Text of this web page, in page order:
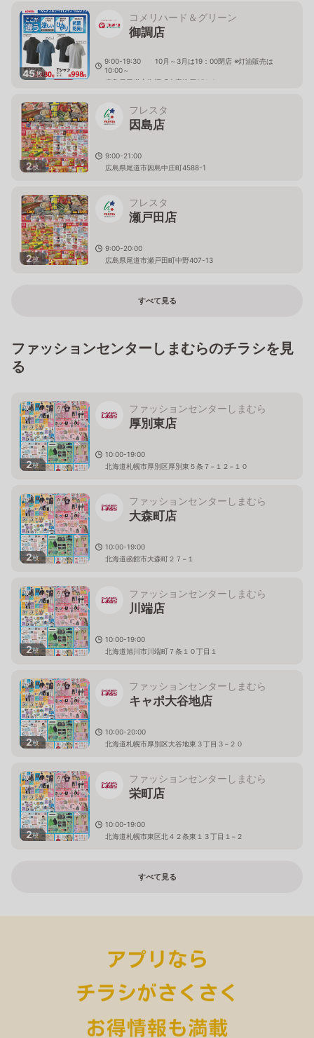
45枚
コメリハード＆グリーン
御調店
9:00-19:30 10月～3月は19：00閉店 ※灯油販売は
10:00～
広島県尾道市御調町本字柳原651-1
2枚
フレスタ
因島店
9:00-21:00
広島県尾道市因島中庄町4588-1
2枚
フレスタ
瀬戸田店
9:00-20:00
広島県尾道市瀬戸田町中野407-13
すべて見る
ファッションセンターしまむらのチラシを見
る
2枚
ファッションセンターしまむら
厚別東店
10:00-19:00
北海道札幌市厚別区厚別東５条７−１２−１０
2枚
ファッションセンターしまむら
大森町店
10:00-19:00
北海道函館市大森町２７−１
2枚
ファッションセンターしまむら
川端店
10:00-19:00
北海道旭川市川端町７条１０丁目１
2枚
ファッションセンターしまむら
キャポ大谷地店
10:00-20:00
北海道札幌市厚別区大谷地東３丁目３−２０
2枚
ファッションセンターしまむら
栄町店
10:00-19:00
北海道札幌市東区北４２条東１３丁目１−２
すべて見る